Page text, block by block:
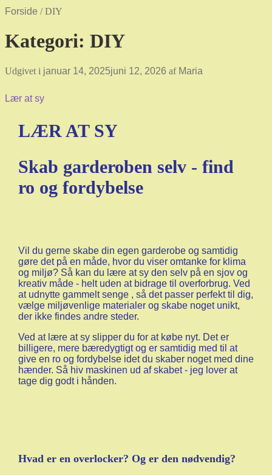
Forside /DIY
Kategori: DIY
Udgivet i januar 14, 2025juni 12, 2026 af Maria
Lær at sy
LÆR AT SY
Skab garderoben selv - find
ro og fordybelse
Vil du gerne skabe din egen garderobe og samtidig
gøre det på en måde, hvor du viser omtanke for klima
og miljø? Så kan du lære at sy den selv på en sjov og
kreativ måde - helt uden at bidrage til overforbrug. Ved
at udnytte gammelt senge , så det passer perfekt til dig,
vælge miljøvenlige materialer og skabe noget unikt,
der ikke findes andre steder.
Ved at lære at sy slipper du for at købe nyt. Det er
billigere, mere bæredygtigt og er samtidig med til at
give en ro og fordybelse idet du skaber noget med dine
hænder. Så hiv maskinen ud af skabet - jeg lover at
tage dig godt i hånden.
Hvad er en overlocker? Og er den nødvendig?